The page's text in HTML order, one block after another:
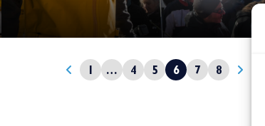
1 … 4 5 6 7 8